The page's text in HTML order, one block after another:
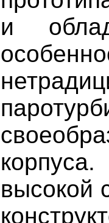
и
высокой